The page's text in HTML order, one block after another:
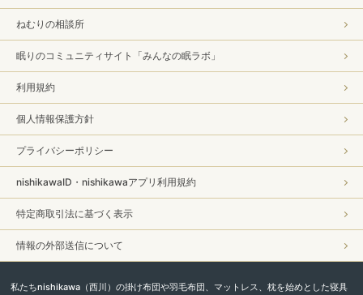
ねむりの相談所
眠りのコミュニティサイト「みんなの眠ラボ」
利用規約
個人情報保護方針
プライバシーポリシー
nishikawaID・nishikawaアプリ利用規約
特定商取引法に基づく表示
情報の外部送信について
私たちnishikawa（西川）の掛け布団や羽毛布団、マットレス、枕を始めとした寝具